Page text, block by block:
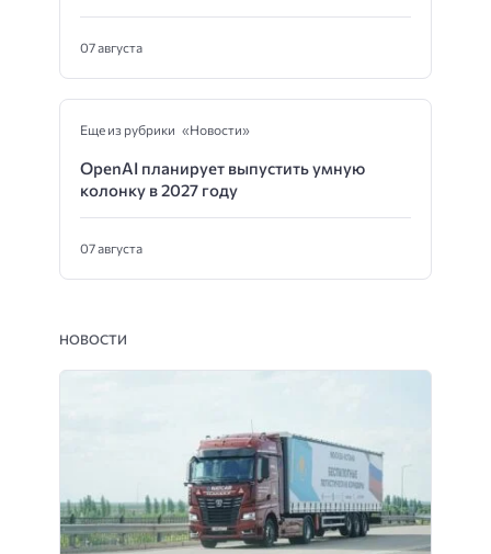
07 августа
Еще из рубрики «Новости»
OpenAI планирует выпустить умную
колонку в 2027 году
07 августа
НОВОСТИ